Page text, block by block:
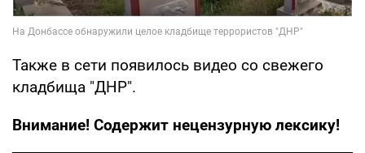
Также в сети появилось видео со свежего
кладбища "ДНР".
Внимание! Содержит нецензурную лексику!